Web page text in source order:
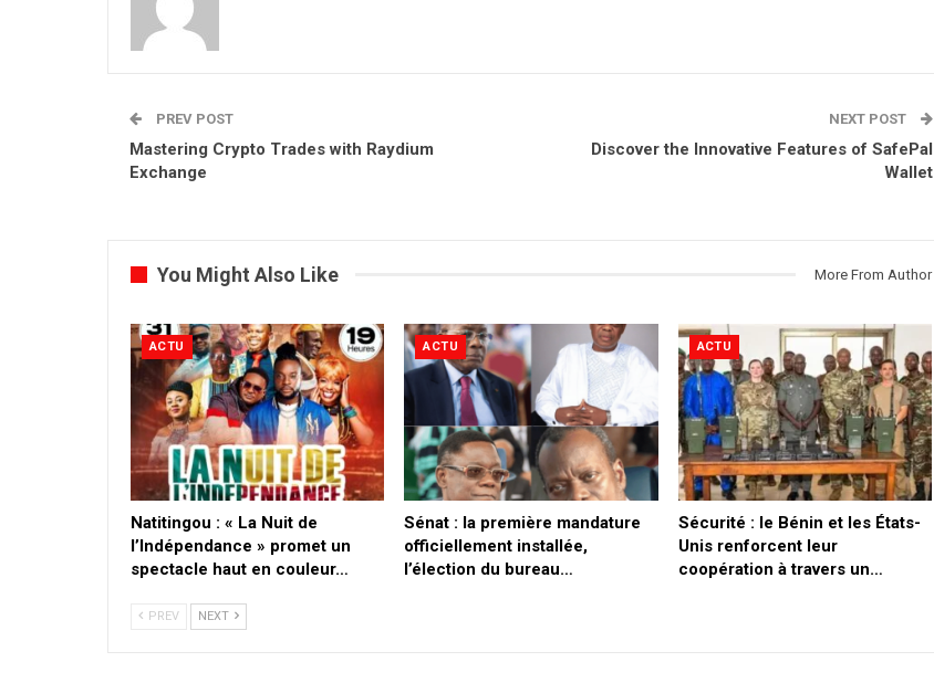
PREV POST
Mastering Crypto Trades with Raydium
Exchange
NEXT POST
Discover the Innovative Features of SafePal
Wallet
You Might Also Like More From Author
ACTU
​Natitingou : « La Nuit de
l’Indépendance » promet un
spectacle haut en couleur…
ACTU
Sénat : la première mandature
officiellement installée,
l’élection du bureau…
ACTU
Sécurité : le Bénin et les États-
Unis renforcent leur
coopération à travers un…
PREV NEXT